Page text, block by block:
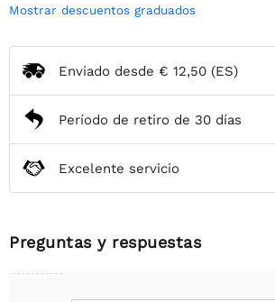
Mostrar descuentos graduados
Enviado desde € 12,50 (ES)
Período de retiro de 30 días
Excelente servicio
Preguntas y respuestas